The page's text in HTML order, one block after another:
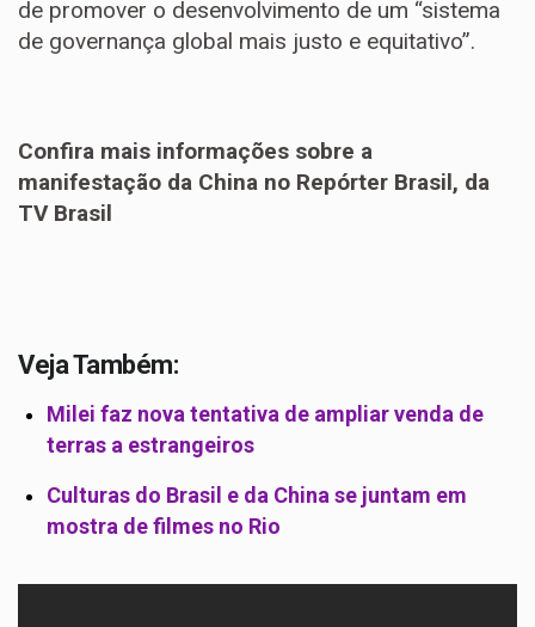
de promover o desenvolvimento de um “sistema
de governança global mais justo e equitativo”.
Confira mais informações sobre a
manifestação da China no Repórter Brasil, da
TV Brasil
Veja Também:
Milei faz nova tentativa de ampliar venda de
terras a estrangeiros
Culturas do Brasil e da China se juntam em
mostra de filmes no Rio